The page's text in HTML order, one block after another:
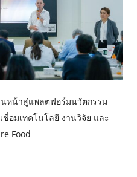
นหน้าสู่แพลตฟอร์มนวัตกรรม
อมเทคโนโลยี งานวิจัย และ
Food